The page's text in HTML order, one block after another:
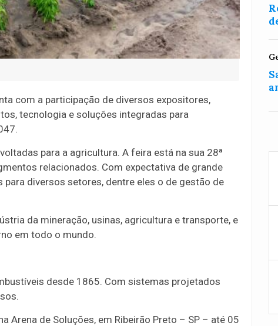
com a participação de diversos expositores,
tecnologia e soluções integradas para
para a agricultura. A feira está na sua 28ª
relacionados. Com expectativa de grande
diversos setores, dentre eles o de gestão de
da mineração, usinas, agricultura e transporte, e
em todo o mundo.
desde 1865. Com sistemas projetados
Arena de Soluções, em Ribeirão Preto – SP – até 05